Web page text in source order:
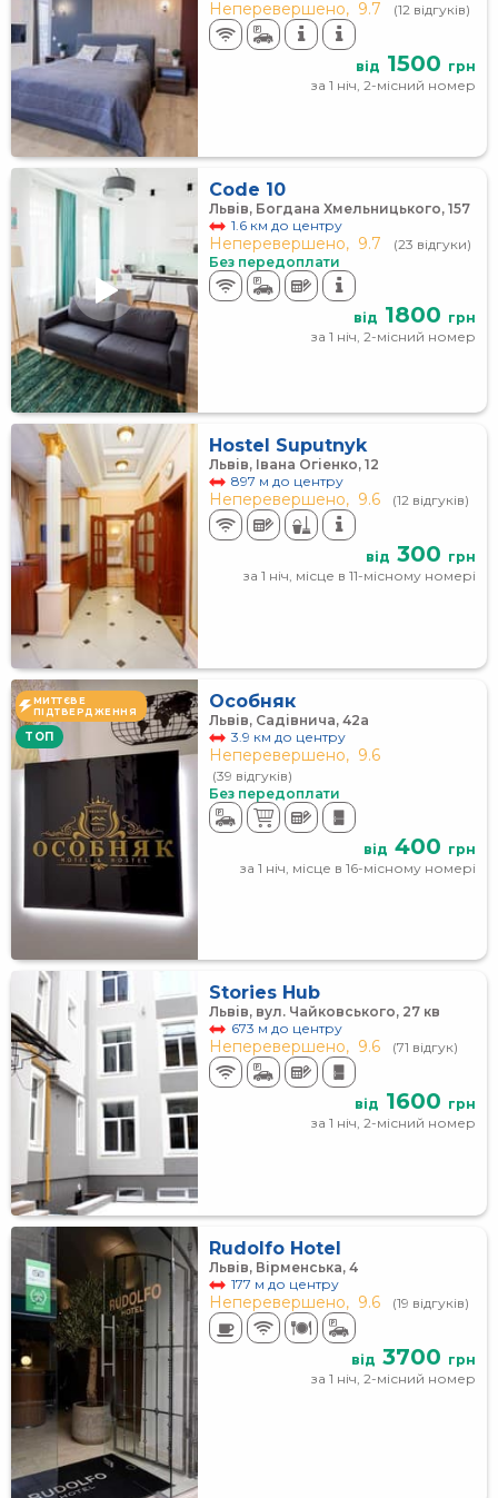
Неперевершено, 9.7 (12 відгуків)
від 1500 грн
за 1 ніч, 2-місний номер
Code 10
Львів, Богдана Хмельницького, 157
1.6 км до центру
Неперевершено, 9.7
(23 відгуки)
Без передоплати
від 1800 грн
за 1 ніч, 2-місний номер
Hostel Suputnyk
Львів, Івана Огіенко, 12
897 м до центру
Неперевершено, 9.6 (12 відгуків)
від 300 грн
за 1 ніч, місце в 11-місному номері
МИТТЄВЕ
ПІДТВЕРДЖЕННЯ
TOП
Особняк
Львів, Садівнича, 42а
3.9 км до центру
Неперевершено, 9.6
(39 відгуків)
Без передоплати
від 400 грн
за 1 ніч, місце в 16-місному номері
Stories Hub
Львів, вул. Чайковського, 27 кв
673 м до центру
Неперевершено, 9.6 (71 відгук)
від 1600 грн
за 1 ніч, 2-місний номер
Rudolfo Hotel
Львів, Вірменська, 4
177 м до центру
Неперевершено, 9.6 (19 відгуків)
від 3700 грн
за 1 ніч, 2-місний номер